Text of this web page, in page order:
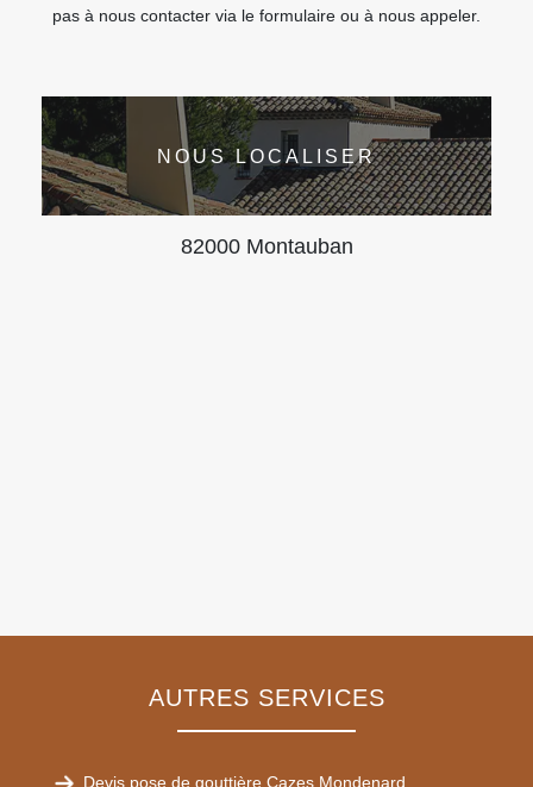
pas à nous contacter via le formulaire ou à nous appeler.
NOUS LOCALISER
82000 Montauban
AUTRES SERVICES
Devis pose de gouttière Cazes Mondenard